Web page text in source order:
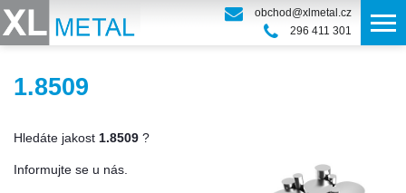
obchod@xlmetal.cz
296 411 301
1.8509
Hledáte jakost 1.8509 ?
Informujte se u nás.